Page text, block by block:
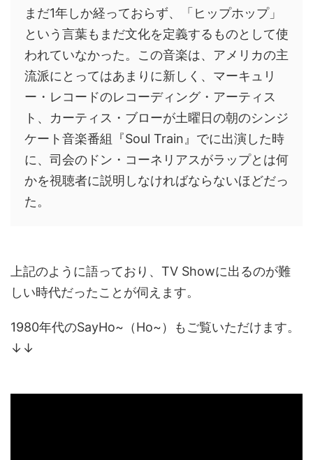
まだ1年しか経っておらず、「ヒップホップ」
という言葉もまだ文化を定義するものとして使
われていなかった。この音楽は、アメリカの主
流派にとってはあまりに新しく、マーキュリ
ー・レコードのレコーディング・アーティス
ト、カーティス・ブローが土曜日の朝のシンジ
ケート音楽番組『Soul Train』でに出演した時
に、司会のドン・コーネリアスがラップとは何
かを視聴者に説明しなければならないほどだっ
た。
上記のように語っており、TV Showに出るのが難
しい時代だったことが伺えます。
1980年代のSayHo~（Ho~）もご覧いただけます。
↓↓